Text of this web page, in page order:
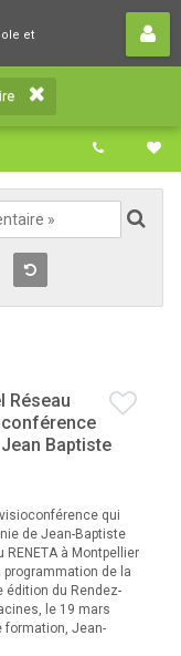
et
agricole et
Réseau
Baptiste
qui
de Jean-Baptiste
à Montpellier
programmation de la
édition du Rendez-
le 19 mars
Jean-